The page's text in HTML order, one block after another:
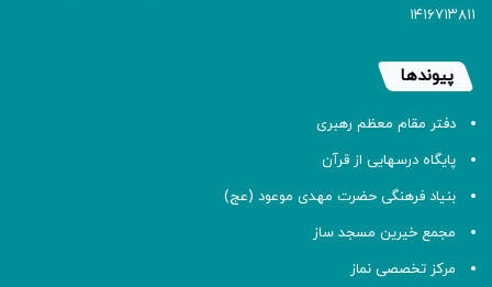
۱۴۱۶۷۱۳۸۱۱
پیوندها
دفتر مقام معظم رهبری
پایگاه درسهایی از قرآن
بنیاد فرهنگی حضرت مهدی موعود (عج)
مجمع خیرین مسجد ساز
مرکز تخصصی نماز